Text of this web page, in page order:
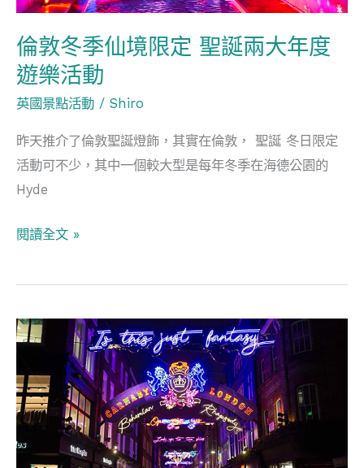
倫敦冬季仙境限定 聖誕兩大年度
遊樂活動
英國景點活動 / Shiro
昨天推介了倫敦聖誕燈飾，其實在倫敦， 聖誕 冬日限定
活動可不少，其中一個較大型是每年冬季在海德公園的
Hyde
定
聖
誕
兩
大
年
度
活
閱讀全文 »
倫
敦
迎
聖
誕
奇